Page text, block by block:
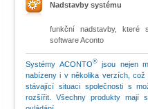
Nadstavby systému
funkční nadstavby, které
software Aconto
Systémy ACONTO®jsou nejen
nabízeny i v několika verzích, což
stávající situaci společnosti s
rozšířit. Všechny produkty mají